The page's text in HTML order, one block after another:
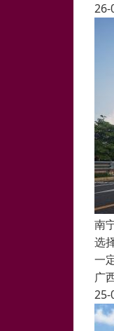
26-
南
选
一
广
25-